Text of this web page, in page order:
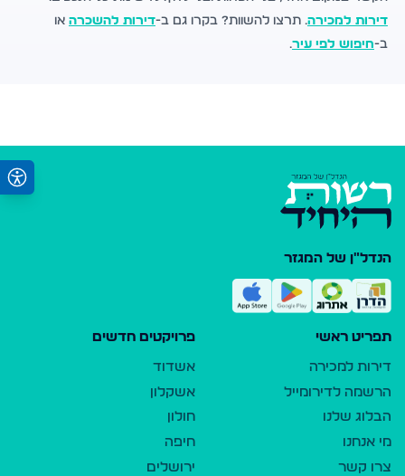
דירות למכירה. תרצו להשוות? בקרו גם ב-דירות להשכרה או
ב-חיפוש לפי עיר.
הנדל"ן של המגזר
תפריט ראשי
דירות למכירה
הרשמה לדירומייל
הבלוג שלנו
מי אנחנו
צרו קשר
פרויקטים חדשים
אשדוד
אשקלון
חולון
חיפה
ירושלים